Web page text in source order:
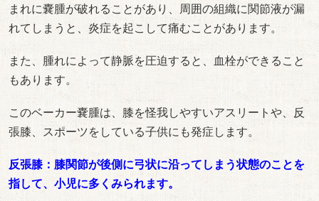
まれに嚢腫が破れることがあり、周囲の組織に関節液が漏
れてしまうと、炎症を起こして痛むことがあります。
また、腫れによって静脈を圧迫すると、血栓ができること
もあります。
このベーカー嚢腫は、膝を怪我しやすいアスリートや、反
張膝、スポーツをしている子供にも発症します。
反張膝：膝関節が後側に弓状に沿ってしまう状態のことを
指して、小児に多くみられます。